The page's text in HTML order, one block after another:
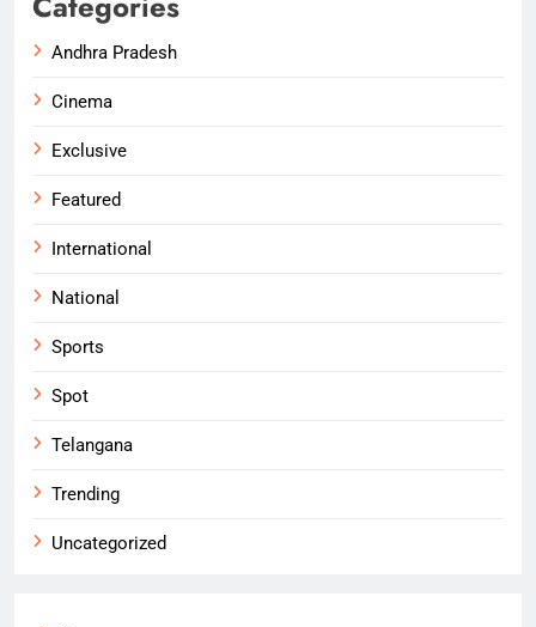
Andhra Pradesh
Cinema
Exclusive
Featured
International
National
Sports
Spot
Telangana
Trending
Uncategorized